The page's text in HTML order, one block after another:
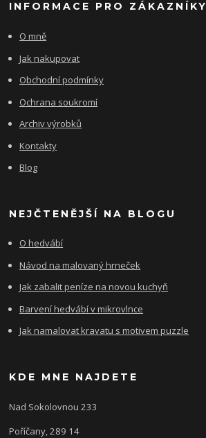
INFORMACE PRO ZÁKAZNÍKY
O mně
Jak nakupovat
Obchodní podmínky
Ochrana soukromí
Archiv výrobků
Kontakty
Blog
NEJČTENĚJŠÍ NA BLOGU
O hedvábí
Návod na malovaný hrneček
Jak zabalit peníze na novou kuchyň
Barvení hedvábí v mikrovlnce
Jak namalovat kravatu s motivem puzzle
KDE MNE NAJDETE
Nad Sokolovnou 233
Poříčany, 289 14